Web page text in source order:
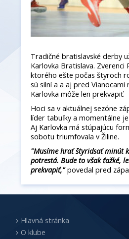
Tradičné bratislavské derby
Karlovka Bratislava.
ktorého ešte počas štyroch
sú silní a a aj pred
Karlovka môže len prekvapiť.
Hoci sa v aktuálnej sezóne
líder tabuľky a momentálne
Aj Karlovka má stúpajúcu
sobotu triumfovala v Žiline.
"Musíme hrať štyridsať minút
potrestá. Bude to však ťažké,
prekvapiť,"povedal pred
Hlavná stránka
O klube